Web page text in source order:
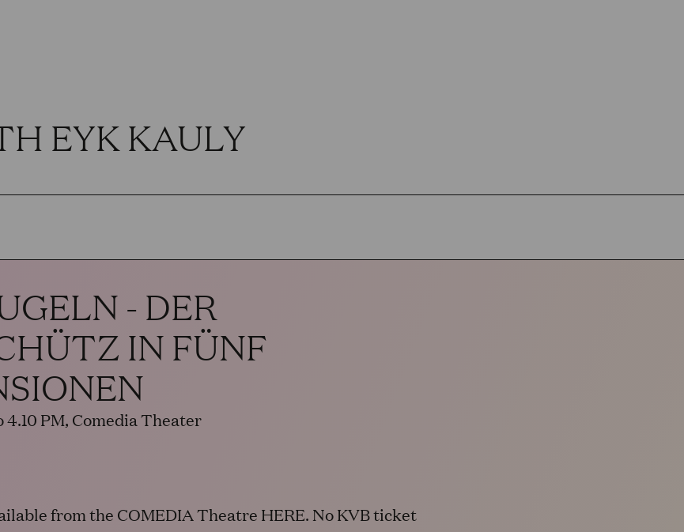
EYK KAULY
- DER
IN FÜNF
4.10 PM, Comedia Theater
from the COMEDIA TheatreHERE. No KVB ticket